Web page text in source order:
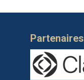
Partenaires